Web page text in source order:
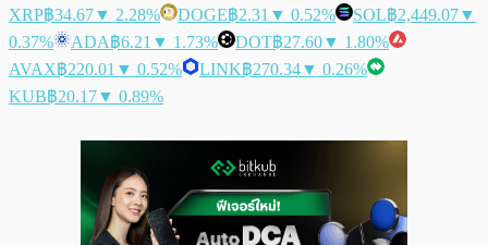
XRP฿34.67▼ 2.28% DOGE฿2.31 ▼ 0.52% SOL฿2,449.07▼
0.37%
ADA฿6.21 ▼ 1.73% DOT฿27.60▼ 1.80%
AVAX฿220.01 ▼ 0.52% LINK฿270.34▼ 0.26%
KUB฿20.17▼ 0.89%